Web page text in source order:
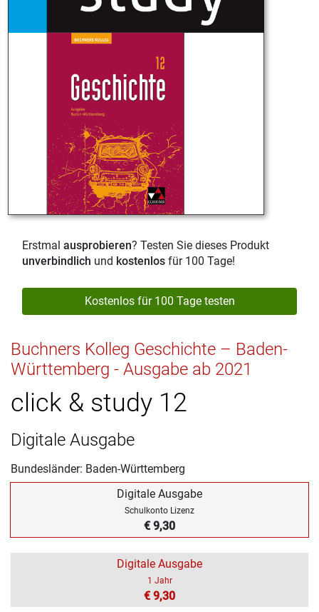
Erstmal ausprobieren? Testen Sie dieses Produkt
unverbindlich und kostenlos für 100 Tage!
Kostenlos für 100 Tage testen
Buchners Kolleg Geschichte – Baden-
Württemberg - Ausgabe ab 2021
click & study 12
Digitale Ausgabe
Bundesländer: Baden-Württemberg
Digitale Ausgabe
Schulkonto Lizenz
€ 9,30
Digitale Ausgabe
1 Jahr
€ 9,30